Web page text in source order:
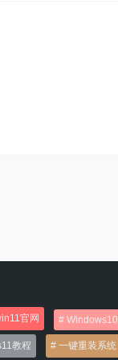
官网 Windows10
教程 一键重装系统